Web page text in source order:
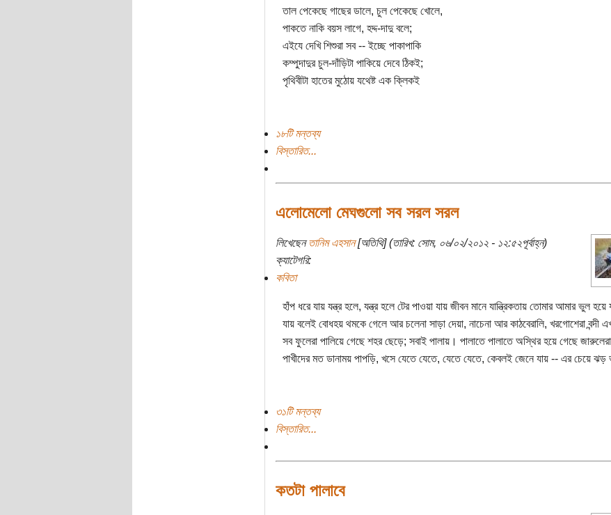
তাল পেকেছে গাছের ডালে, চুল পেকেছে খোলে,
পাকতে নাকি বয়স লাগে, হদ্দ-দাদু বলে;
এইযে দেখি শিশুরা সব -- ইচ্ছে পাকাপাকি
কম্পুদাদুর চুল-দাঁড়িটা পাকিয়ে দেবে ঠিকই;
পৃথিবীটা হাতের মুঠোয় যথেষ্ট এক ক্লিকই
১৮টি মন্তব্য
বিস্তারিত...
এলোমেলো মেঘগুলো সব সরল সরল
লিখেছেনতানিম এহসান[অতিথি] (তারিখ: সোম, ০৬/০২/২০১২ - ১২:৫২পূর্বাহ্ন)
ক্যাটেগরি:
কবিতা
হাঁপ ধরে যায় যন্ত্র হলে, যন্ত্র হলে টের পাওয়া যায় জীবন মানে যান্ত্রিকতায় তোমার আমার ভুল
যায় বলেই বোধহয় থমকে গেলে আর চলেনা সাড়া দেয়া, নাচেনা আর কাঠবেরালি, খরগোশেরা বন্দী
সব ফুলেরা পালিয়ে গেছে শহর ছেড়ে; সবাই পালায়। পালাতে পালাতে অস্থির হয়ে গেছে
পাখীদের মত ডানাময় পাপড়ি, খসে যেতে যেতে, যেতে যেতে, কেবলই জেনে যায় -- এর চেয়ে ঝড়
৩১টি মন্তব্য
বিস্তারিত...
কতটা পালাবে